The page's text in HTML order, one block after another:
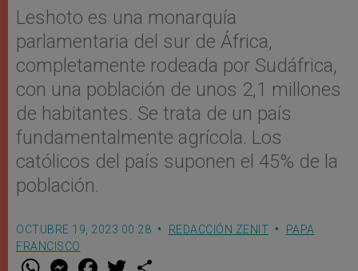
Leshoto es una monarquía
parlamentaria del sur de África,
completamente rodeada por Sudáfrica,
con una población de unos 2,1 millones
de habitantes. Se trata de un país
fundamentalmente agrícola. Los
católicos del país suponen el 45% de la
población.
OCTUBRE 19, 2023 00:28 REDACCIÓN ZENIT
PAPA
FRANCISCO
W M F